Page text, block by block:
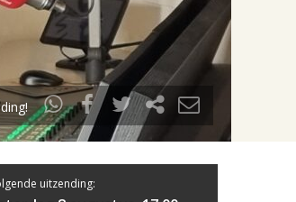
uitzending: